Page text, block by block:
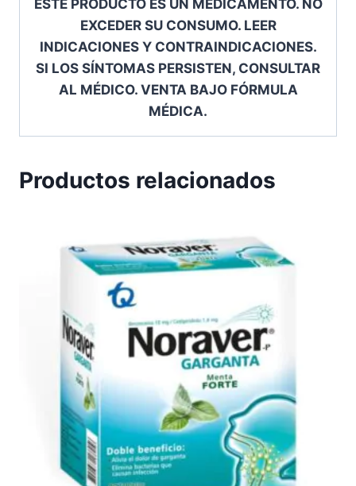
ESTE PRODUCTO ES UN MEDICAMENTO. NO
EXCEDER SU CONSUMO. LEER
INDICACIONES Y CONTRAINDICACIONES.
SI LOS SÍNTOMAS PERSISTEN, CONSULTAR
AL MÉDICO. VENTA BAJO FÓRMULA
MÉDICA.
Productos relacionados